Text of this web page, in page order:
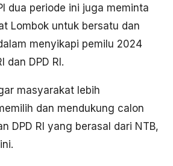
dua periode ini juga meminta
Lombok untuk bersatu dan
menyikapi pemilu 2024
dan DPD RI.
masyarakat lebih
dan mendukung calon
DPD RI yang berasal dari NTB,